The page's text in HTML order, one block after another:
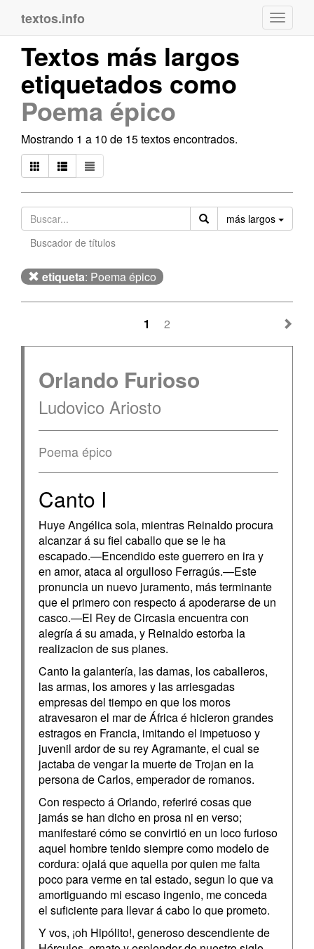
textos.info
Textos más largos
etiquetados como
Poema épico
Mostrando 1 a 10 de 15 textos encontrados.
más largos
Buscador de títulos
etiqueta: Poema épico
1 2
Orlando Furioso
Ludovico Ariosto
Poema épico
Canto I
Huye Angélica sola, mientras Reinaldo procura
alcanzar á su fiel caballo que se le ha
escapado.—Encendido este guerrero en ira y
en amor, ataca al orgulloso Ferragús.—Este
pronuncia un nuevo juramento, más terminante
que el primero con respecto á apoderarse de un
casco.—El Rey de Circasia encuentra con
alegría á su amada, y Reinaldo estorba la
realizacion de sus planes.
Canto la galantería, las damas, los caballeros,
las armas, los amores y las arriesgadas
empresas del tiempo en que los moros
atravesaron el mar de África é hicieron grandes
estragos en Francia, imitando el impetuoso y
juvenil ardor de su rey Agramante, el cual se
jactaba de vengar la muerte de Trojan en la
persona de Carlos, emperador de romanos.
Con respecto á Orlando, referiré cosas que
jamás se han dicho en prosa ni en verso;
manifestaré cómo se convirtió en un loco furioso
aquel hombre tenido siempre como modelo de
cordura: ojalá que aquella por quien me falta
poco para verme en tal estado, segun lo que va
amortiguando mi escaso ingenio, me conceda
el suficiente para llevar á cabo lo que prometo.
Y vos, ¡oh Hipólito!, generoso descendiente de